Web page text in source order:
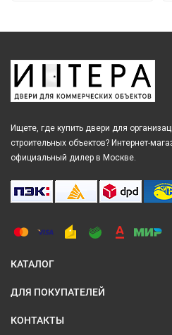
Ищете, где купить двери для
строительных объектов? Интернет-
официальный дилер в Москве.
КАТАЛОГ
ДЛЯ ПОКУПАТЕЛЕЙ
КОНТАКТЫ